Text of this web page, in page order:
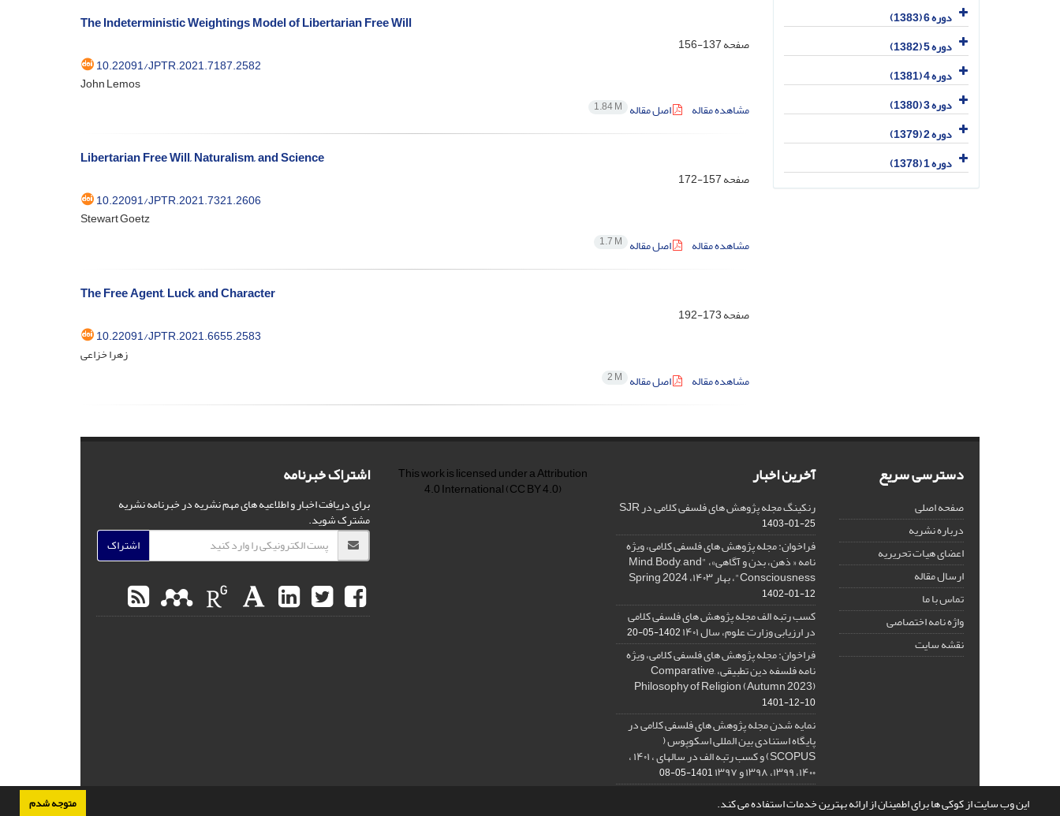
این وب سایت از کوکی ها برای اطمینان از ارائه بهترین خدمات استفاده می کند. متوجه شدم
The Indeterministic Weightings Model of Libertarian Free Will
صفحه137-156
10.22091/JPTR.2021.7187.2582
John Lemos
مشاهده مقاله
اصل مقاله 1.84 M
Libertarian Free Will, Naturalism, and Science
صفحه157-172
10.22091/JPTR.2021.7321.2606
Stewart Goetz
مشاهده مقاله
اصل مقاله 1.7 M
The Free Agent, Luck, and Character
صفحه173-192
10.22091/JPTR.2021.6655.2583
زهرا خزاعی
مشاهده مقاله
اصل مقاله 2 M
دوره 6 (1383)
دوره 5 (1382)
دوره 4 (1381)
دوره 3 (1380)
دوره 2 (1379)
دوره 1 (1378)
دسترسی سریع
صفحه اصلی
درباره نشریه
اعضای هیات تحریریه
ارسال مقاله
تماس با ما
واژه نامه اختصاصی
نقشه سایت
آخرین اخبار
رنکینگ مجله پژوهش های فلسفی کلامی در SJR
1403-01-25
فراخوان: مجله پژوهش های فلسفی کلامی، ویژه
نامه « ذهن، بدن و آگاهی»، "Mind, Body, and
Consciousness"، بهار ۱۴۰۳، Spring 2024
1402-01-12
کسب رتبه الف مجله پژوهش های فلسفی کلامی
در ارزیابی وزارت علوم، سال ۱۴۰۱ 1402-05-20
فراخوان: مجله پژوهش های فلسفی کلامی، ویژه
نامه فلسفه دین تطبیقی، ,Comparative
Philosophy of Religion (Autumn 2023)
1401-12-10
نمایه شدن مجله پژوهش های فلسفی کلامی در
پایگاه استنادی بین المللی اسکوپوس (
SCOPUS) و کسب رتبه الف در سالهای ، ۱۴۰۱ ،
۱۴۰۰، ۱۳۹۹، ۱۳۹۸ و ۱۳۹۷ 1401-05-08
This work is licensed under aAttribution
4.0 International(CC BY 4.0) اشتراک خبرنامه
برای دریافت اخبار و اطلاعیه های مهم نشریه در خبرنامه نشریه
مشترک شوید.
اشتراک
© سامانه مدیریت نشریات علمی.قدرت گرفته ازسیناوب